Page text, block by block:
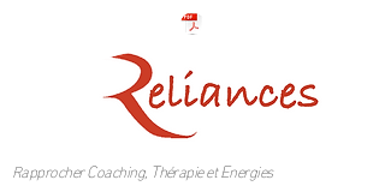
RapprocherCoaching, Thérapie etEnergies